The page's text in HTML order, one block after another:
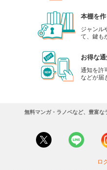
本棚を
ジャンル
て、鍵も
お得な
通知を許
などが届
無料マンガ・ラノベなど、豊富な
ロ